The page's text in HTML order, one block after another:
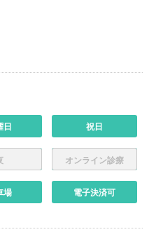
日 祝日
オンライン診療
場 電子決済可